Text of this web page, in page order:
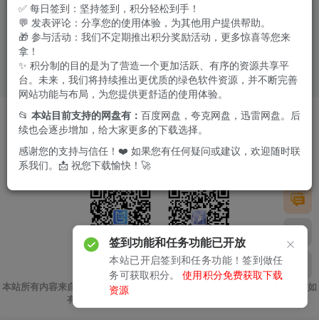
软件投稿 友链申请 版权声明 免责我们 广告合作
Copyright © 2024 ·极客酱·苏ICP备2023031482号
关注公众号 扫码加微信
本站所有内容来自互联网收集，仅供用于学习和交流，请勿用于商业用途。如
有侵权、不妥之处，请第一时间联系我们删除
✅ 每日签到：坚持签到，积分轻松到手！
💬 发表评论：分享您的使用体验，为其他用户提供帮助。
🎁 参与活动：我们不定期推出积分奖励活动，更多惊喜等您来
拿！
✨ 积分制的目的是为了营造一个更加活跃、有序的资源共享平
台。未来，我们将持续推出更优质的绿色软件资源，并不断完善
网站功能与布局，为您提供更舒适的使用体验。
📂 本站目前支持的网盘有： 百度网盘，夸克网盘，迅雷网盘。后
续也会逐步增加，给大家更多的下载选择。
感谢您的支持与信任！❤️ 如果您有任何疑问或建议，欢迎随时联
系我们。📩 祝您下载愉快！🚀
签到功能和任务功能已开放
本站已开启签到和任务功能！签到做任
务可获取积分。
使用积分免费获取下载
资源